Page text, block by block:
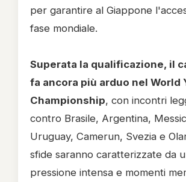
per garantire al Giappone
fase mondiale.
Superata la qualificazione, il
fa ancora più arduo nel World
Championship, con incontri
contro Brasile, Argentina,
Uruguay, Camerun, Svezia e
sfide saranno caratterizzate da
pressione intensa e momenti